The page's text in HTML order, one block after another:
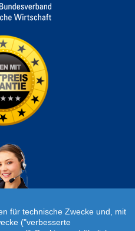
für technische Zwecke und, mit
("verbesserte